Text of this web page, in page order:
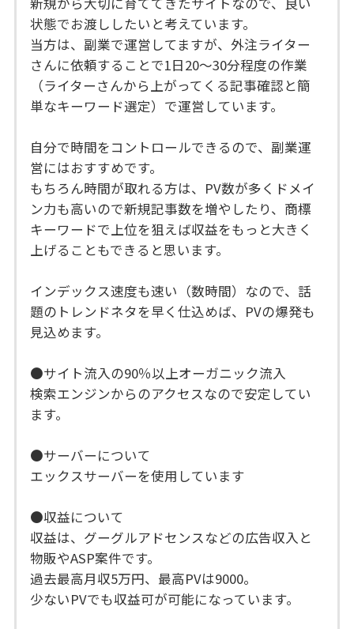
状態でお渡ししたいと考えています。
当方は、副業で運営してますが、外注ライター
さんに依頼することで1日20～30分程度の作業
（ライターさんから上がってくる記事確認と簡
単なキーワード選定）で運営しています。
自分で時間をコントロールできるので、副業運
営にはおすすめです。
もちろん時間が取れる方は、PV数が多くドメイ
ン力も高いので新規記事数を増やしたり、商標
キーワードで上位を狙えば収益をもっと大きく
上げることもできると思います。
インデックス速度も速い（数時間）なので、話
題のトレンドネタを早く仕込めば、PVの爆発も
見込めます。
●サイト流入の90％以上オーガニック流入
検索エンジンからのアクセスなので安定してい
ます。
●サーバーについて
エックスサーバーを使用しています
●収益について
収益は、グーグルアドセンスなどの広告収入と
物販やASP案件です。
過去最高月収5万円、最高PVは9000。
少ないPVでも収益可が可能になっています。